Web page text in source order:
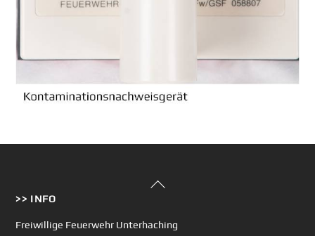
Back
>> INFO
Freiwillige Feuerwehr Unterhaching